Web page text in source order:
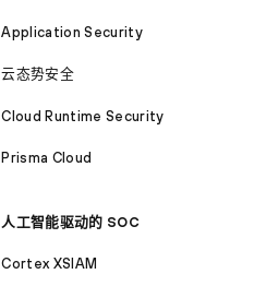
Application Security
云态势安全
Cloud Runtime Security
Prisma Cloud
人工智能驱动的 SOC
Cortex XSIAM